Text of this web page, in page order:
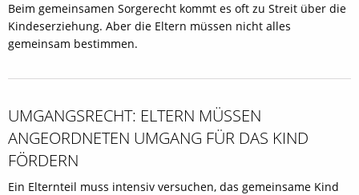
Beim gemeinsamen Sorgerecht kommt es oft zu Streit über die
Kindeserziehung. Aber die Eltern müssen nicht alles
gemeinsam bestimmen.
UMGANGSRECHT: ELTERN MÜSSEN
ANGEORDNETEN UMGANG FÜR DAS KIND
FÖRDERN
Ein Elternteil muss intensiv versuchen, das gemeinsame Kind